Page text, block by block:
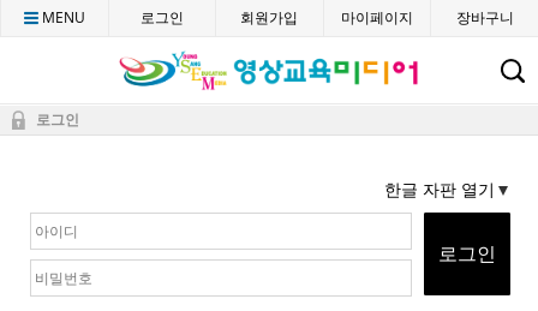
CMENU 로그인 회원가입 마이페이지 장바구니
로그인
한글 자판 열기
로그인